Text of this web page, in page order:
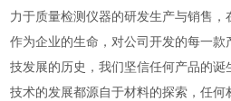
力于质量检测仪器的研发生产与销售
作为企业的生命，对公司开发的每一款
技发展的历史，我们坚信任何产品的
技术的发展都源自于材料的探索，任